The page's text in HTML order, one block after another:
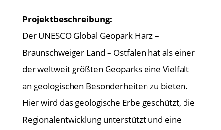
Projektbeschreibung:
Der UNESCO Global Geopark Harz –
Braunschweiger Land – Ostfalen hat als einer
der weltweit größten Geoparks eine Vielfalt
an geologischen Besonderheiten zu bieten.
Hier wird das geologische Erbe geschützt, die
Regionalentwicklung unterstützt und eine